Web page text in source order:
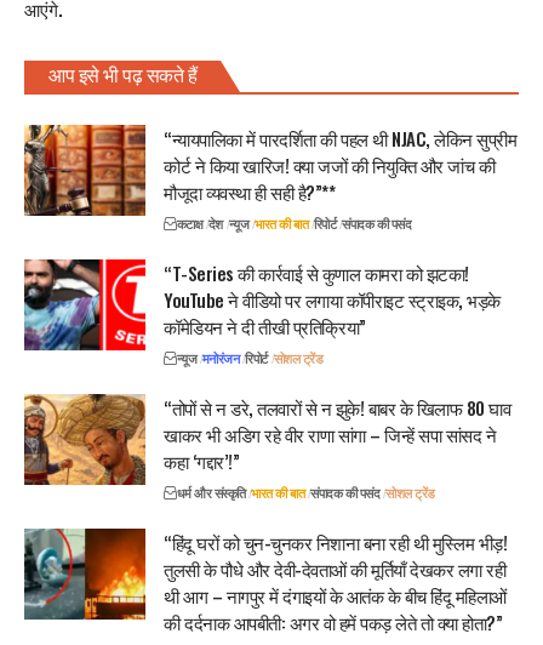
आएंगे.
आप इसे भी पढ़ सकते हैं
“न्यायपालिका में पारदर्शिता की पहल थी NJAC, लेकिन सुप्रीम
कोर्ट ने किया खारिज! क्या जजों की नियुक्ति और जांच की
मौजूदा व्यवस्था ही सही है?”**
कटाक्ष देश न्यूज भारत की बात रिपोर्ट संपादक की पसंद
“T-Series की कार्रवाई से कुणाल कामरा को झटका!
YouTube ने वीडियो पर लगाया कॉपीराइट स्ट्राइक, भड़के
कॉमेडियन ने दी तीखी प्रतिक्रिया”
न्यूज मनोरंजन रिपोर्ट सोशल ट्रेंड
“तोपों से न डरे, तलवारों से न झुके! बाबर के खिलाफ 80 घाव
खाकर भी अडिग रहे वीर राणा सांगा – जिन्हें सपा सांसद ने
कहा ‘गद्दार’!”
धर्म और संस्कृति भारत की बात संपादक की पसंद सोशल ट्रेंड
“हिंदू घरों को चुन-चुनकर निशाना बना रही थी मुस्लिम भीड़!
तुलसी के पौधे और देवी-देवताओं की मूर्तियाँ देखकर लगा रही
थी आग – नागपुर में दंगाइयों के आतंक के बीच हिंदू महिलाओं
की दर्दनाक आपबीती: अगर वो हमें पकड़ लेते तो क्या होता?”